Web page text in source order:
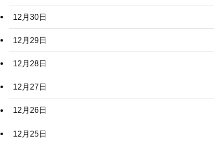
12月30日
12月29日
12月28日
12月27日
12月26日
12月25日